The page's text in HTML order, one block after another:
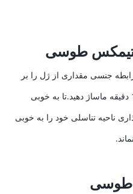
طوسی
شروع رابطه جنسی مقداری از ژل را بر
ناحیه تناسلی اغشته کرده و حداقل 1 دقیقه ماساژ دهید.تا به خوبی
ناحیه تناسلی خود را به خوبی
طوسی